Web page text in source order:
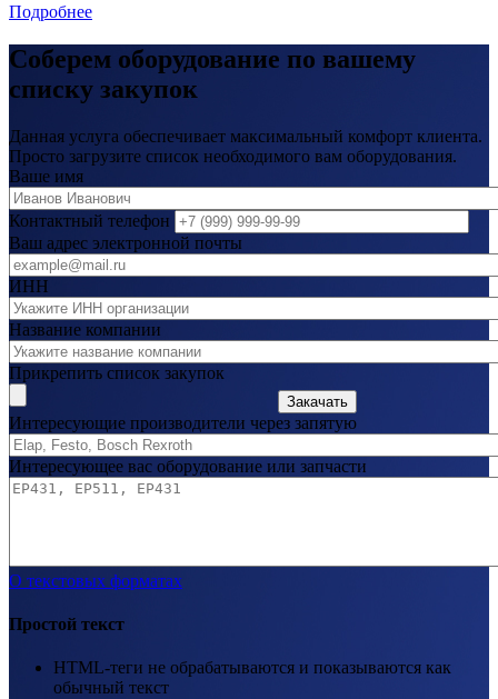
Подробнее
Соберем оборудование по вашему
списку закупок
Данная услуга обеспечивает максимальный комфорт клиента.
Просто загрузите список необходимого вам оборудования.
Ваше имя
Контактный телефон
Ваш адрес электронной почты
ИНН
Название компании
Прикрепить список закупок
Закачать
Интересующие производители через запятую
Интересующее вас оборудование или запчасти
О текстовых форматах
Простой текст
HTML-теги не обрабатываются и показываются как
обычный текст